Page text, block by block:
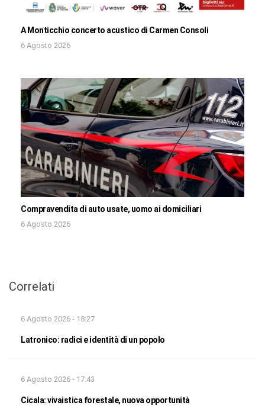
A Monticchio concerto acustico di Carmen Consoli
6 Agosto 2026
Compravendita di auto usate, uomo ai domiciliari
6 Agosto 2026
Correlati
6 Agosto 2026 - 18:27
Latronico: radici e identità di un popolo
6 Agosto 2026 - 17:43
Cicala: vivaistica forestale, nuova opportunità